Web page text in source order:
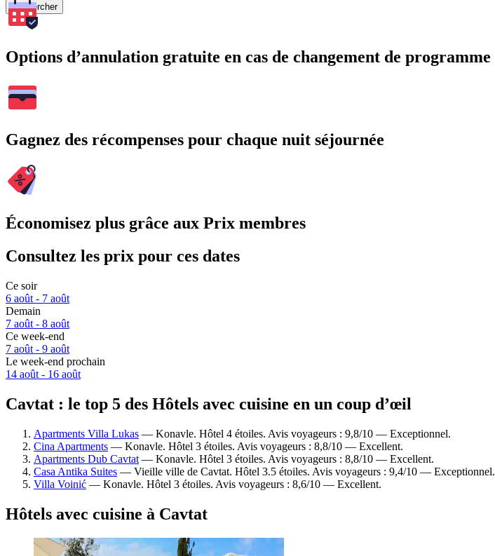
Rechercher
Options d’annulation gratuite en cas de changement de programme
Gagnez des récompenses pour chaque nuit séjournée
Économisez plus grâce aux Prix membres
Consultez les prix pour ces dates
Ce soir
6 août - 7 août
Demain
7 août - 8 août
Ce week-end
7 août - 9 août
Le week-end prochain
14 août - 16 août
Cavtat : le top 5 des Hôtels avec cuisine en un coup d’œil
Apartments Villa Lukas — Konavle. Hôtel 4 étoiles. Avis voyageurs : 9,8/10 — Exceptionnel.
Cina Apartments — Konavle. Hôtel 3 étoiles. Avis voyageurs : 8,8/10 — Excellent.
Apartments Dub Cavtat — Konavle. Hôtel 3 étoiles. Avis voyageurs : 8,8/10 — Excellent.
Casa Antika Suites — Vieille ville de Cavtat. Hôtel 3.5 étoiles. Avis voyageurs : 9,4/10 — Exceptionnel.
Villa Voinić — Konavle. Hôtel 3 étoiles. Avis voyageurs : 8,6/10 — Excellent.
Hôtels avec cuisine à Cavtat